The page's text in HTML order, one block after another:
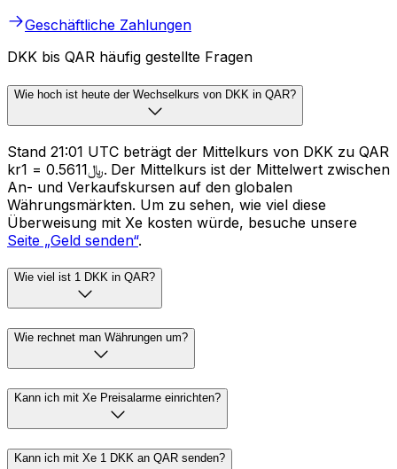
Geschäftliche Zahlungen
DKK bis QAR häufig gestellte Fragen
Wie hoch ist heute der Wechselkurs von DKK in QAR?
Stand 21:01 UTC beträgt der Mittelkurs von DKK zu QAR
kr1 = ﷼0.5611. Der Mittelkurs ist der Mittelwert zwischen
An- und Verkaufskursen auf den globalen
Währungsmärkten. Um zu sehen, wie viel diese
Überweisung mit Xe kosten würde, besuche unsere
Seite „Geld senden“.
Wie viel ist 1 DKK in QAR?
Wie rechnet man Währungen um?
Kann ich mit Xe Preisalarme einrichten?
Kann ich mit Xe 1 DKK an QAR senden?